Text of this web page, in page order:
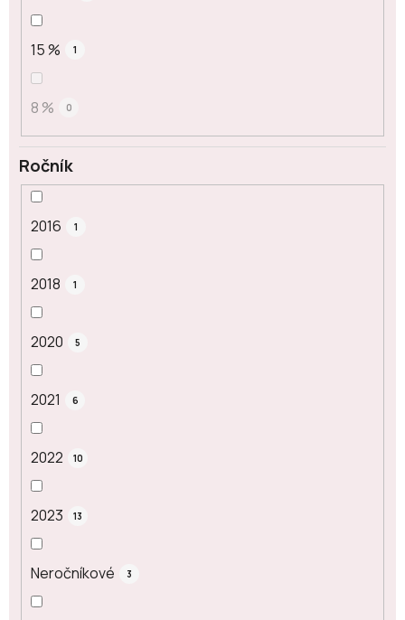
15 % 1
8 % 0
Ročník
2016 1
2018 1
2020 5
2021 6
2022 10
2023 13
Neročníkové 3